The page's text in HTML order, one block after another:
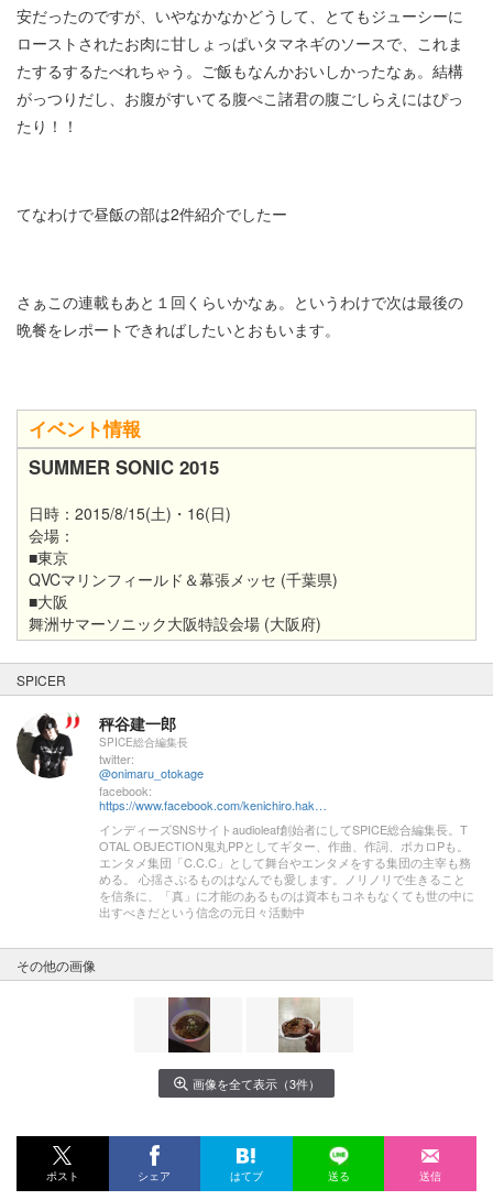
安だったのですが、いやなかなかどうして、とてもジューシーに
ローストされたお肉に甘しょっぱいタマネギのソースで、これま
たするするたべれちゃう。ご飯もなんかおいしかったなぁ。結構
がっつりだし、お腹がすいてる腹ぺこ諸君の腹ごしらえにはぴっ
たり！！
てなわけで昼飯の部は2件紹介でしたー
さぁこの連載もあと１回くらいかなぁ。というわけで次は最後の
晩餐をレポートできればしたいとおもいます。
イベント情報
SUMMER SONIC 2015
日時：2015/8/15(土)・16(日)
会場：
■東京
QVCマリンフィールド＆幕張メッセ (千葉県)
■大阪
舞洲サマーソニック大阪特設会場 (大阪府)
SPICER
秤谷建一郎
SPICE総合編集長
twitter:
@onimaru_otokage
facebook:
https://www.facebook.com/kenichiro.hakariya
インディーズSNSサイトaudioleaf創始者にしてSPICE総合編集長。T
OTAL OBJECTION鬼丸PPとしてギター、作曲、作詞、ボカロPも。
エンタメ集団「C.C.C」として舞台やエンタメをする集団の主宰も務
める。 心揺さぶるものはなんでも愛します。ノリノリで生きること
を信条に、「真」に才能のあるものは資本もコネもなくても世の中に
出すべきだという信念の元日々活動中
その他の画像
画像を全て表示（3件）
ポスト シェア はてブ 送る 送信